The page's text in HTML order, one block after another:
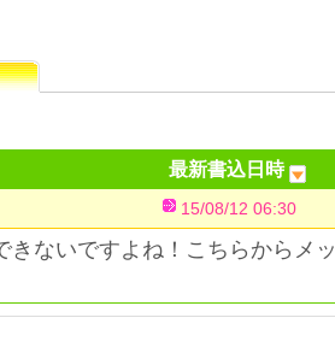
最新書込日時
15/08/12 06:30
ないですよね！こちらからメッ